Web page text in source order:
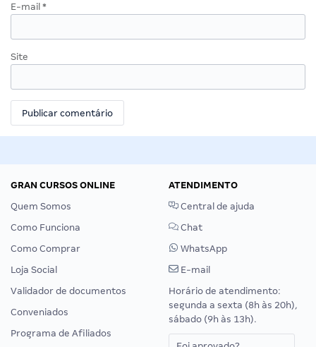
E-mail *
Site
GRAN CURSOS ONLINE
Quem Somos
Como Funciona
Como Comprar
Loja Social
Validador de documentos
Conveniados
Programa de Afiliados
ATENDIMENTO
Central de ajuda
Chat
WhatsApp
E-mail
Horário de atendimento:
segunda a sexta (8h às 20h),
sábado (9h às 13h).